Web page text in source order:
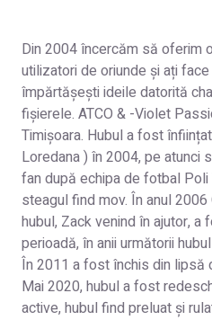
Din 2004 încercăm să oferim
utilizatori de oriunde și ați
împărtășești ideile datorită
fișierele. ATCO & -Violet
Timișoara. Hubul a fost
Loredana ) în 2004, pe atunci
fan după echipa de fotbal Poli
steagul find mov. În anul
hubul, Zack venind în ajutor,
perioadă, în anii următorii
În 2011 a fost închis din lipsă
Mai 2020, hubul a fost
active, hubul find preluat și